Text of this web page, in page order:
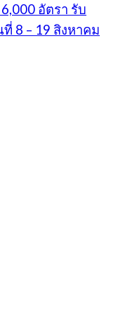
อัตรา รับ
8 – 19 สิงหาคม